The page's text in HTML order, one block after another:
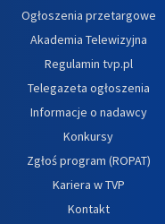
Ogłoszenia przetargowe
Akademia Telewizyjna
Regulamin tvp.pl
Telegazeta ogłoszenia
Informacje o nadawcy
Konkursy
Zgłoś program (ROPAT)
Kariera w TVP
Kontakt